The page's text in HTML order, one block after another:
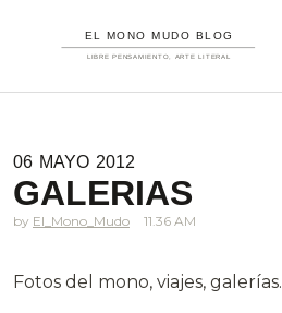
06 MAYO 2012
GALERIAS
El_Mono_Mudo 11.36 AM
Fotos del mono, viajes, galerías.